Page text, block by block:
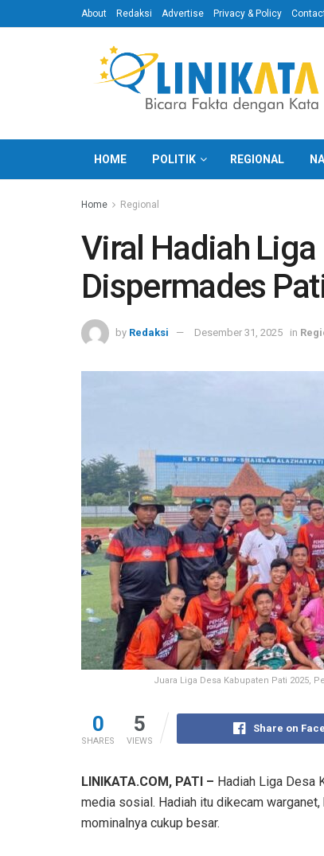
About Redaksi Advertise Privacy & Policy
HOME POLITIK REGIONAL
Home Regional
Viral Hadiah Liga
Dispermades
by Redaksi Desember 31, 2025 in
Juara Liga Desa Kabupaten Pati 2025,
0
SHARES
5
VIEWS
Share on
LINIKATA.COM, PATI – Hadiah Liga Desa
media sosial. Hadiah itu dikecam
mominalnya cukup besar.